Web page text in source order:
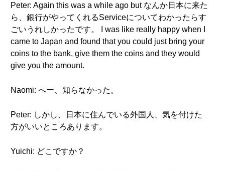
Peter: Again this was a while ago but なんか日本に来た
ら、銀行がやってくれるServiceについてわかったらす
ごいうれしかったです。 I was like really happy when I
came to Japan and found that you could just bring your
coins to the bank, give them the coins and they would
give you the amount.
Naomi: へー、知らなかった。
Peter: しかし、日本に住んでいる外国人、気を付けた
方がいいところあります。
Yuichi: どこですか？